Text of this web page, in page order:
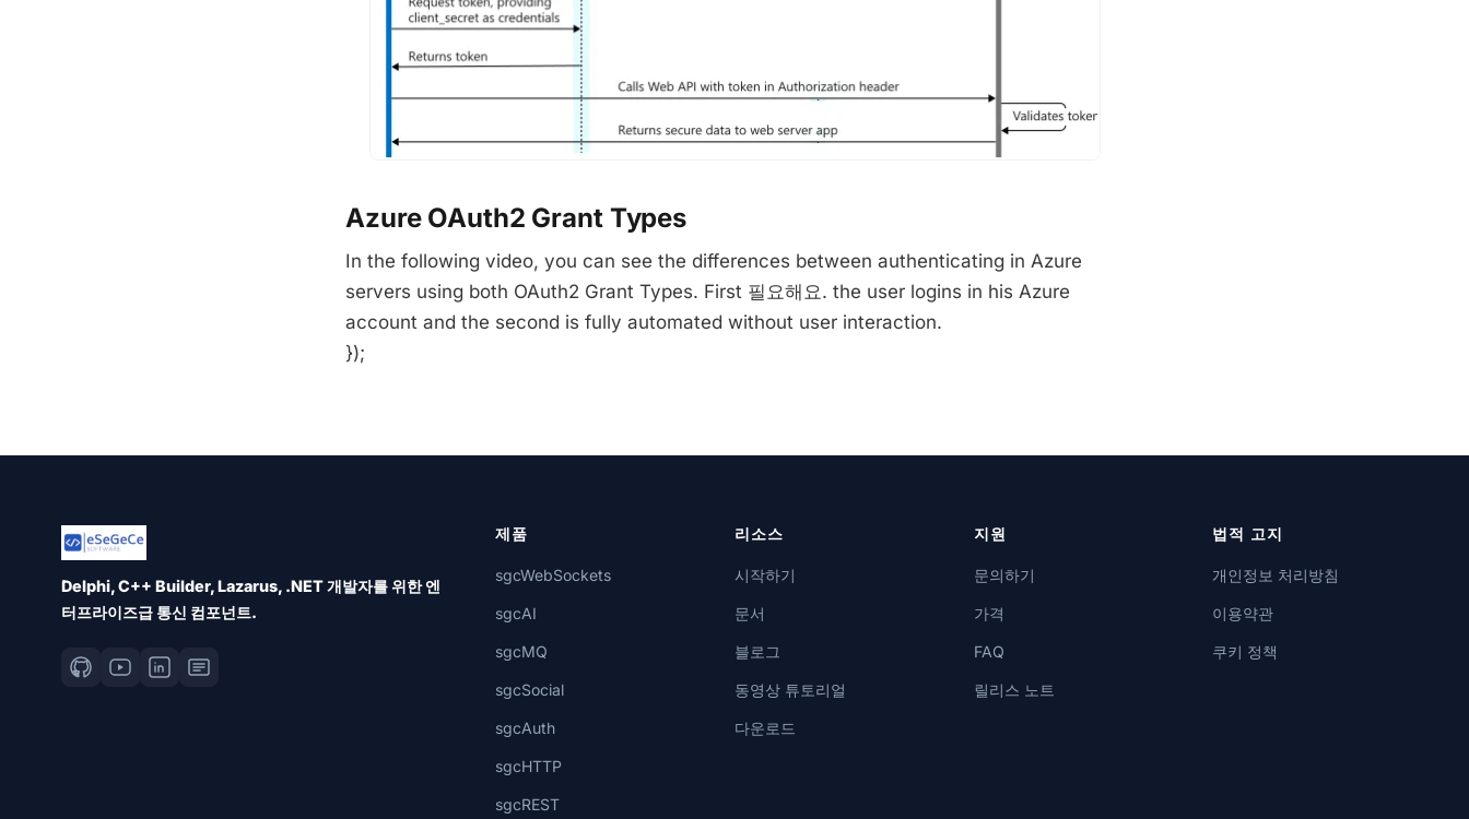
Azure OAuth2 Grant Types
In the following video, you can see the differences between authenticating in Azure
servers using both OAuth2 Grant Types. First 필요해요. the user logins in his Azure
account and the second is fully automated without user interaction.
});
Delphi, C++ Builder, Lazarus, .NET 개발자를 위한 엔
터프라이즈급 통신 컴포넌트.
제품
sgcWebSockets
sgcAI
sgcMQ
sgcSocial
sgcAuth
sgcHTTP
sgcREST
리소스
시작하기
문서
블로그
동영상 튜토리얼
다운로드
지원
문의하기
가격
FAQ
릴리스 노트
법적 고지
개인정보 처리방침
이용약관
쿠키 정책